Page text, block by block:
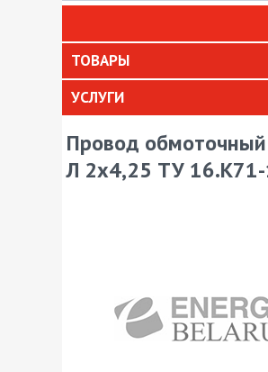
ТОВАРЫ
УСЛУГИ
Провод
Л 2х4,25 ТУ